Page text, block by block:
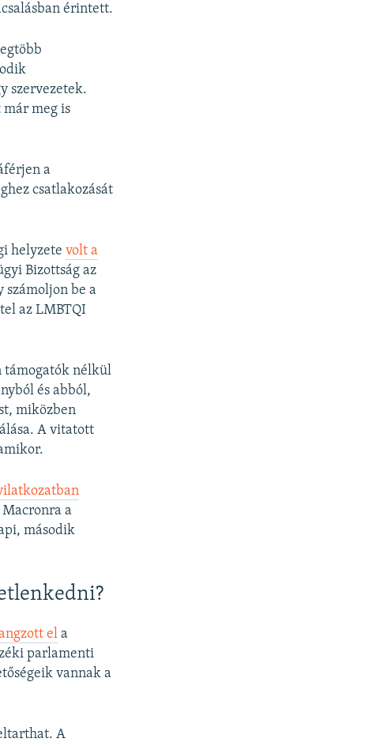
érintett.
szervezetek.
már meg is
a
csatlakozását
helyzetevolt a
Bizottság az
számoljon be a
az LMBTQI
támogatók nélkül
és abból,
miközben
A vitatott
a
második
el a
parlamenti
vannak a
A